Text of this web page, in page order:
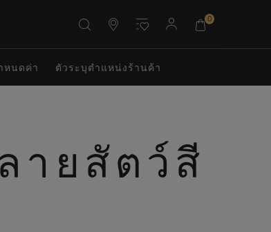
0
หนดค่า ตัวระบุตําแหน่งร้านค้า
ายสัตว์สี